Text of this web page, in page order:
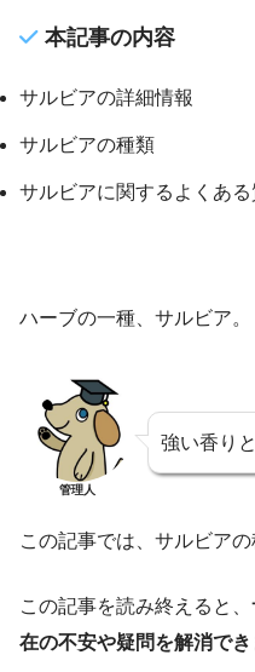
本記事の内容
サルビアの詳細情報
サルビアの種類
サルビアに関するよくある
ハーブの一種、サルビア。
管理人
強い香り
この記事では、サルビア
この記事を読み終えると、
在の不安や疑問を解消でき